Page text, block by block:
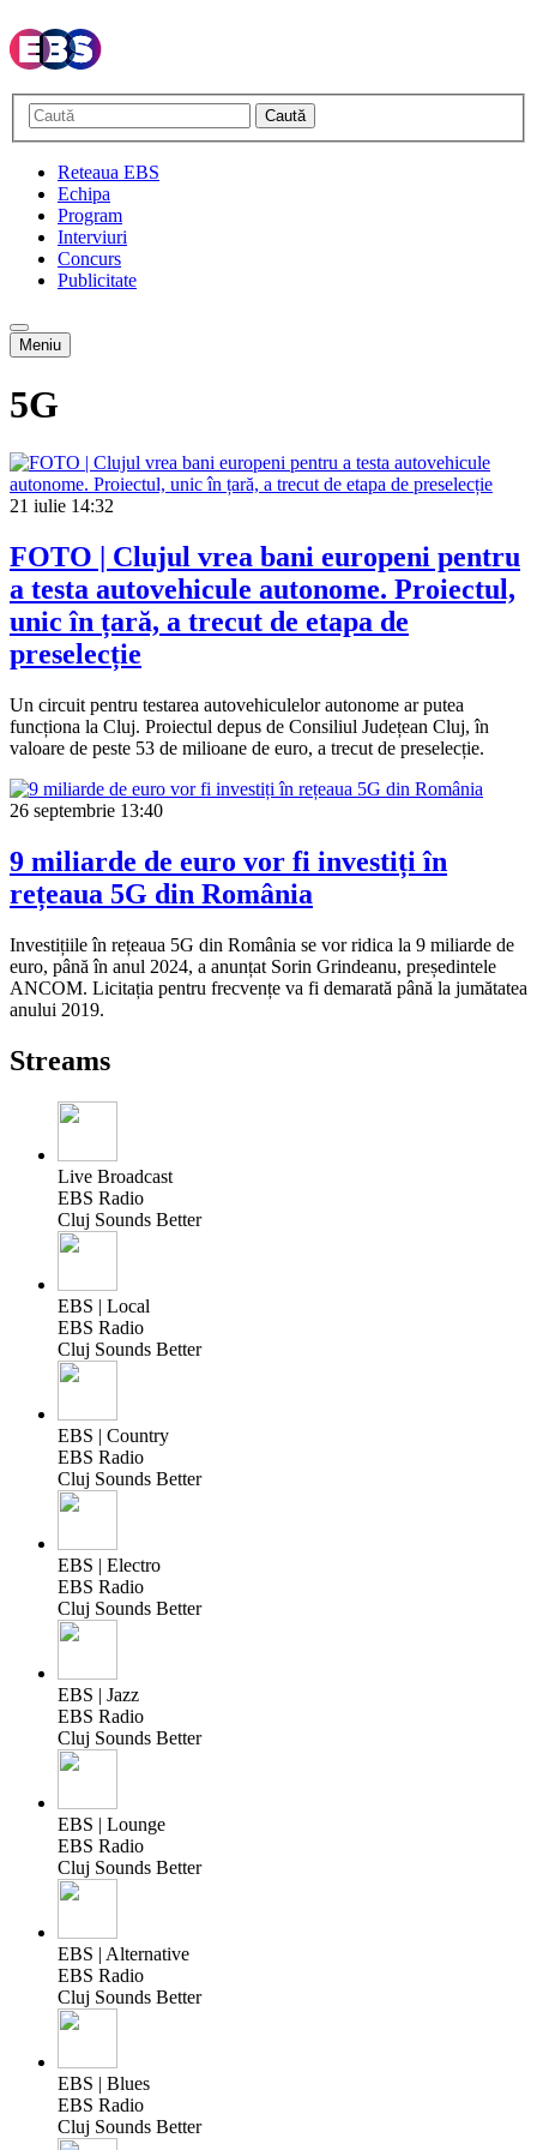
Caută
Reteaua EBS
Echipa
Program
Interviuri
Concurs
Publicitate
Meniu
5G
21 iulie 14:32
FOTO | Clujul vrea bani europeni pentru
a testa autovehicule autonome. Proiectul,
unic în țară, a trecut de etapa de
preselecție
Un circuit pentru testarea autovehiculelor autonome ar putea
funcționa la Cluj. Proiectul depus de Consiliul Județean Cluj, în
valoare de peste 53 de milioane de euro, a trecut de preselecție.
26 septembrie 13:40
9 miliarde de euro vor fi investiți în
rețeaua 5G din România
Investițiile în rețeaua 5G din România se vor ridica la 9 miliarde de
euro, până în anul 2024, a anunțat Sorin Grindeanu, președintele
ANCOM. Licitația pentru frecvențe va fi demarată până la jumătatea
anului 2019.
Streams
Live Broadcast
EBS Radio
Cluj Sounds Better
EBS | Local
EBS Radio
Cluj Sounds Better
EBS | Country
EBS Radio
Cluj Sounds Better
EBS | Electro
EBS Radio
Cluj Sounds Better
EBS | Jazz
EBS Radio
Cluj Sounds Better
EBS | Lounge
EBS Radio
Cluj Sounds Better
EBS | Alternative
EBS Radio
Cluj Sounds Better
EBS | Blues
EBS Radio
Cluj Sounds Better